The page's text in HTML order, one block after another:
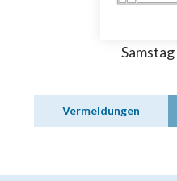
Samstag
Vermeldungen